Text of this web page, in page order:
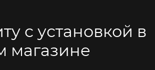
с установкой в
магазине